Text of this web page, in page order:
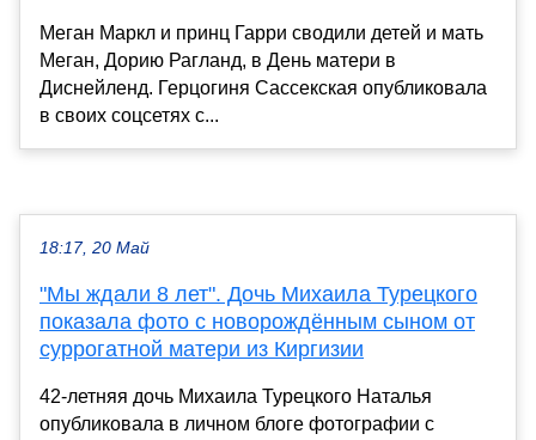
Меган Маркл и принц Гарри сводили детей и мать
Меган, Дорию Рагланд, в День матери в
Диснейленд. Герцогиня Сассекская опубликовала
в своих соцсетях с...
18:17, 20 Май
"Мы ждали 8 лет". Дочь Михаила Турецкого
показала фото с новорождённым сыном от
суррогатной матери из Киргизии
42-летняя дочь Михаила Турецкого Наталья
опубликовала в личном блоге фотографии с